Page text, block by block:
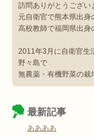
訪問ありがとうござい
元自衛官で熊本県出身
高校教師で福岡県出身
2011年3月に自衛官生
野々島で
無農薬・有機野菜の
最新記事
ああああ